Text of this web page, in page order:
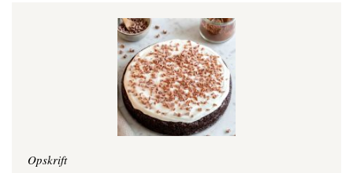
Opskrift